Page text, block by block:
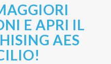
E APRI IL
AES